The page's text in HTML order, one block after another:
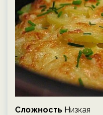
Сложность Низкая